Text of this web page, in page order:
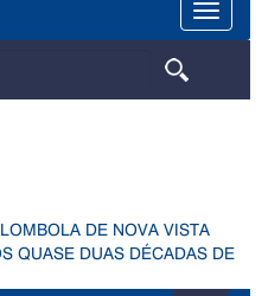
Menu
DE NOVA VISTA
QUASE DUAS DÉCADAS DE